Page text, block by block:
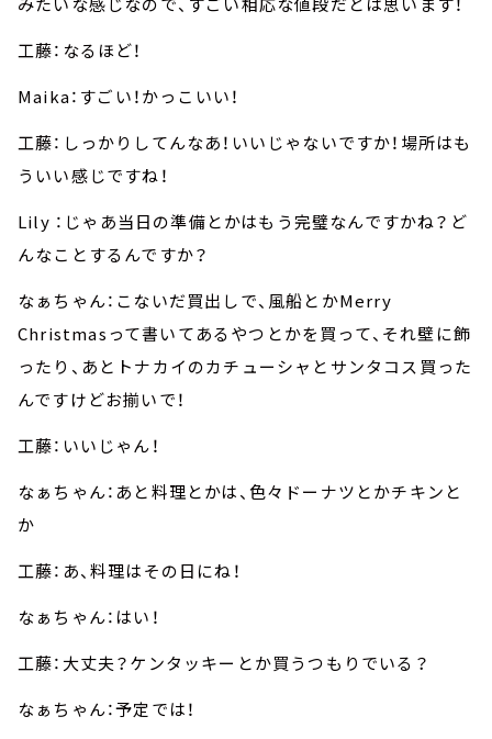
工藤：なるほど！
Maika：すごい！かっこいい！
工藤：しっかりしてんなあ！いいじゃないですか！場所はも
ういい感じですね！
Lily ：じゃあ当日の準備とかはもう完璧なんですかね？ど
んなことするんですか？
なぁちゃん：こないだ買出しで、風船とかMerry
Christmasって書いてあるやつとかを買って、それ壁に飾
ったり、あとトナカイのカチューシャとサンタコス買った
んですけどお揃いで！
工藤：いいじゃん！
なぁちゃん：あと料理とかは、色々ドーナツとかチキンと
か
工藤：あ、料理はその日にね！
なぁちゃん：はい！
工藤：大丈夫？ケンタッキーとか買うつもりでいる？
なぁちゃん：予定では！